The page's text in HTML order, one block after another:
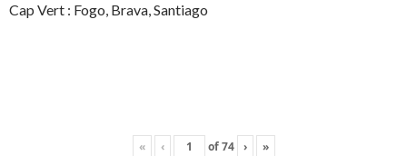
Cap Vert : Fogo, Brava, Santiago
« ‹ of74 › »